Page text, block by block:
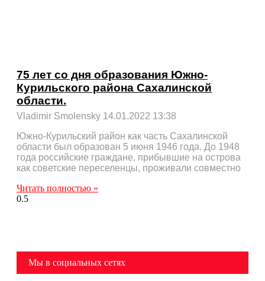
75 лет со дня образования Южно-
Курильского района Сахалинской
области.
Vladimir Smolensky 14.01.2022 13:38
Южно-Курильский район как часть Сахалинской
области был образован 5 июня 1946 года. До 1948
года российские граждане, прибывшие на острова
как советские переселенцы, проживали совместно
Читать полностью »
Мы в социальных сетях